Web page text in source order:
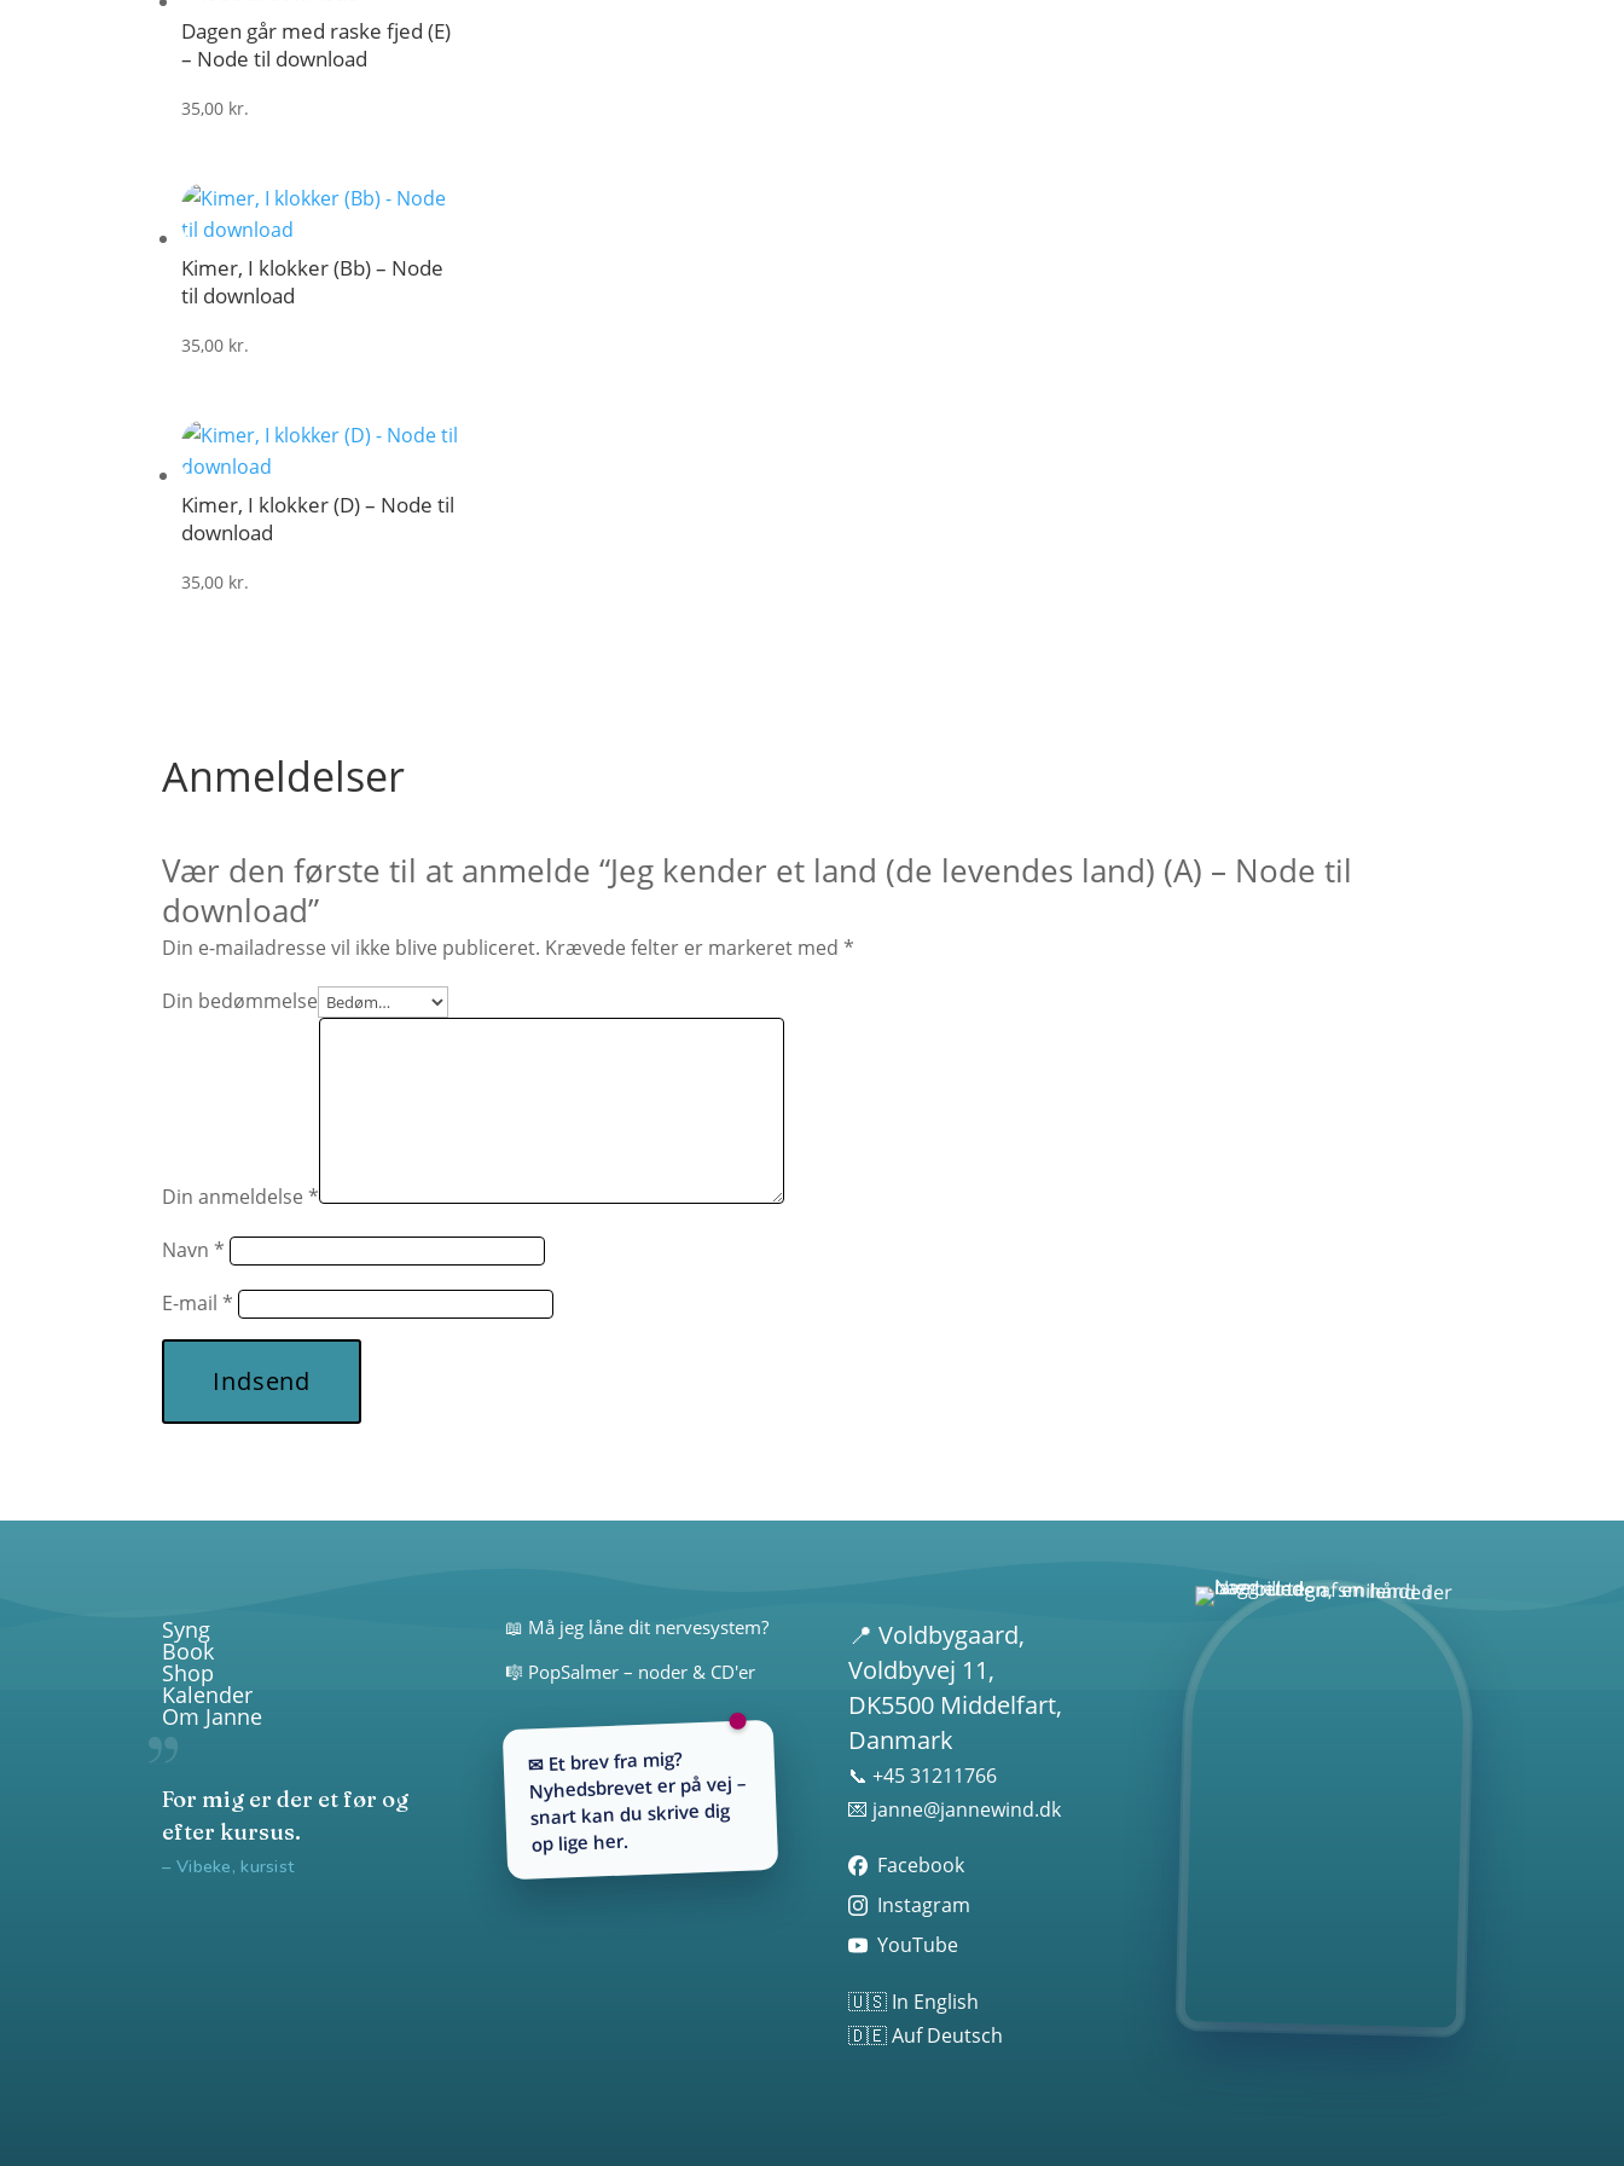
Dagen går med raske fjed (E)
– Node til download
35,00 kr.
Kimer, I klokker (Bb) – Node
til download
35,00 kr.
Kimer, I klokker (D) – Node til
download
35,00 kr.
Anmeldelser
Vær den første til at anmelde “Jeg kender et land (de levendes land) (A) – Node til
download”
Din e-mailadresse vil ikke blive publiceret. Krævede felter er markeret med*
Din bedømmelse
Din anmeldelse*
Navn*
E-mail*
Indsend
Syng
Book
Shop
Kalender
Om Janne
For mig er der et før og
efter kursus.
– Vibeke, kursist
📖 Må jeg låne dit nervesystem?
🎼 PopSalmer – noder & CD'er
✉ Et brev fra mig?
Nyhedsbrevet er på vej –
snart kan du skrive dig
op lige her.
📍 Voldbygaard,
Voldbyvej 11,
DK5500 Middelfart,
Danmark
📞 +45 31211766
💌 janne@jannewind.dk
Facebook
Instagram
YouTube
🇺🇸 In English
🇩🇪 Auf Deutsch